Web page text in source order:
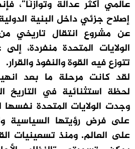
عالمي أكثر عدالة وتوازنًا”،
إصلاح جزئي داخل البنية
عن مشروع انتقال تاريخي
الولايات المتحدة منفردة،
تتوزع فيه القوة والنفوذ والقرار.
لقد كانت مرحلة ما بعد
لحظة استثنائية في التاريخ
وجدت الولايات المتحدة نفسها
على فرض رؤيتها السياسية
على العالم. ومنذ تسعينيات